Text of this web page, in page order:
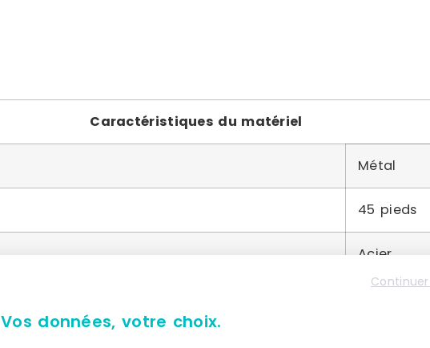
Caractéristiques du matériel
Métal
45 pieds
Acier
Vos données, votre choix.